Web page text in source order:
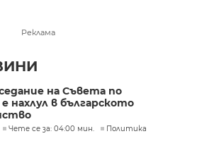
Реклама
на Съвета по
нахлул в българското
Чете се за: 04:00 мин. Политика